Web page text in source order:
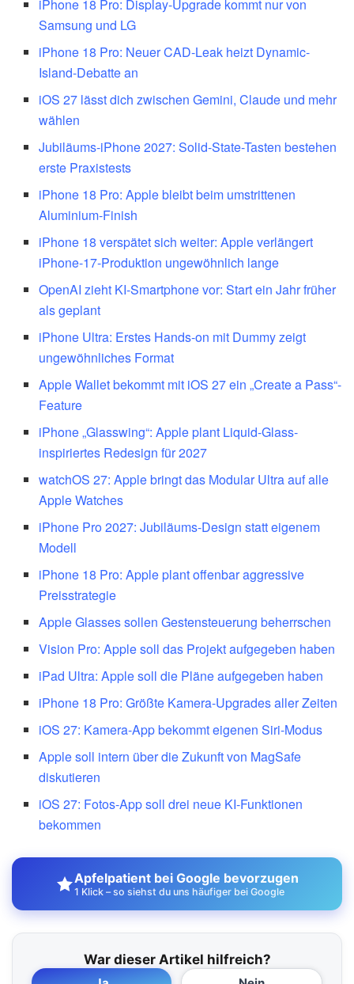
iPhone 18 Pro: Display-Upgrade kommt nur von
Samsung und LG
iPhone 18 Pro: Neuer CAD-Leak heizt Dynamic-
Island-Debatte an
iOS 27 lässt dich zwischen Gemini, Claude und mehr
wählen
Jubiläums-iPhone 2027: Solid-State-Tasten bestehen
erste Praxistests
iPhone 18 Pro: Apple bleibt beim umstrittenen
Aluminium-Finish
iPhone 18 verspätet sich weiter: Apple verlängert
iPhone-17-Produktion ungewöhnlich lange
OpenAI zieht KI-Smartphone vor: Start ein Jahr früher
als geplant
iPhone Ultra: Erstes Hands-on mit Dummy zeigt
ungewöhnliches Format
Apple Wallet bekommt mit iOS 27 ein „Create a Pass“-
Feature
iPhone „Glasswing“: Apple plant Liquid-Glass-
inspiriertes Redesign für 2027
watchOS 27: Apple bringt das Modular Ultra auf alle
Apple Watches
iPhone Pro 2027: Jubiläums-Design statt eigenem
Modell
iPhone 18 Pro: Apple plant offenbar aggressive
Preisstrategie
Apple Glasses sollen Gestensteuerung beherrschen
Vision Pro: Apple soll das Projekt aufgegeben haben
iPad Ultra: Apple soll die Pläne aufgegeben haben
iPhone 18 Pro: Größte Kamera-Upgrades aller Zeiten
iOS 27: Kamera-App bekommt eigenen Siri-Modus
Apple soll intern über die Zukunft von MagSafe
diskutieren
iOS 27: Fotos-App soll drei neue KI-Funktionen
bekommen
Apfelpatient bei Google bevorzugen
1 Klick – so siehst du uns häufiger bei Google
War dieser Artikel hilfreich?